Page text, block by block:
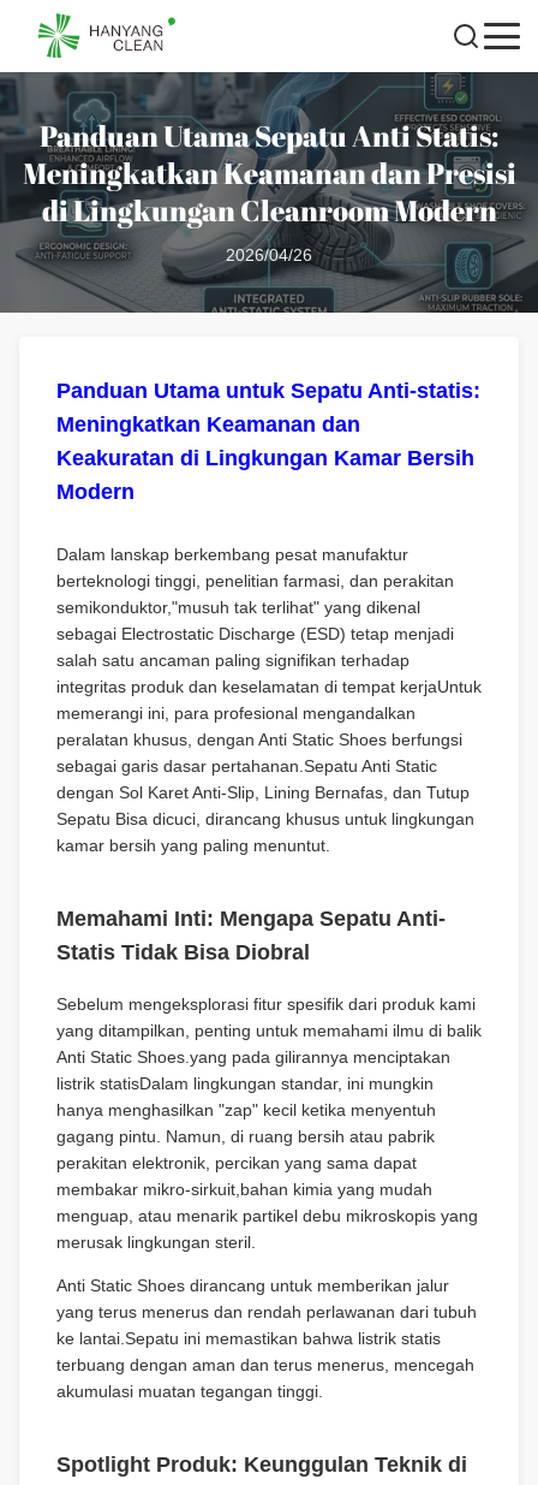
Panduan Utama Sepatu Anti Statis:
Meningkatkan Keamanan dan Presisi
di Lingkungan Cleanroom Modern
2026/04/26
Panduan Utama untuk Sepatu Anti-statis:
Meningkatkan Keamanan dan
Keakuratan di Lingkungan Kamar Bersih
Modern
Dalam lanskap berkembang pesat manufaktur
berteknologi tinggi, penelitian farmasi, dan perakitan
semikonduktor,"musuh tak terlihat" yang dikenal
sebagai Electrostatic Discharge (ESD) tetap menjadi
salah satu ancaman paling signifikan terhadap
integritas produk dan keselamatan di tempat kerjaUntuk
memerangi ini, para profesional mengandalkan
peralatan khusus, dengan Anti Static Shoes berfungsi
sebagai garis dasar pertahanan.Sepatu Anti Static
dengan Sol Karet Anti-Slip, Lining Bernafas, dan Tutup
Sepatu Bisa dicuci, dirancang khusus untuk lingkungan
kamar bersih yang paling menuntut.
Memahami Inti: Mengapa Sepatu Anti-
Statis Tidak Bisa Diobral
Sebelum mengeksplorasi fitur spesifik dari produk kami
yang ditampilkan, penting untuk memahami ilmu di balik
Anti Static Shoes.yang pada gilirannya menciptakan
listrik statisDalam lingkungan standar, ini mungkin
hanya menghasilkan "zap" kecil ketika menyentuh
gagang pintu. Namun, di ruang bersih atau pabrik
perakitan elektronik, percikan yang sama dapat
membakar mikro-sirkuit,bahan kimia yang mudah
menguap, atau menarik partikel debu mikroskopis yang
merusak lingkungan steril.
Anti Static Shoes dirancang untuk memberikan jalur
yang terus menerus dan rendah perlawanan dari tubuh
ke lantai.Sepatu ini memastikan bahwa listrik statis
terbuang dengan aman dan terus menerus, mencegah
akumulasi muatan tegangan tinggi.
Spotlight Produk: Keunggulan Teknik di